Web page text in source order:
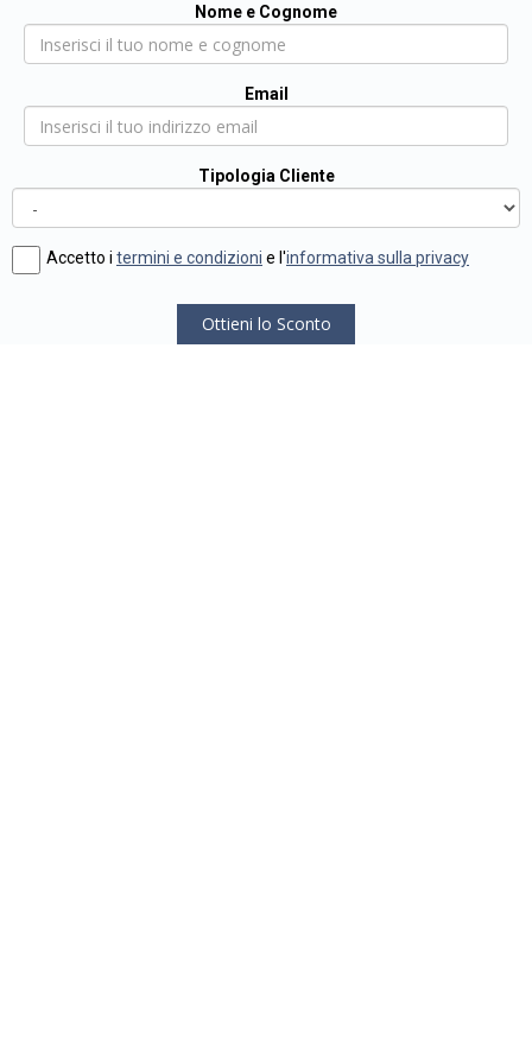
Nome e Cognome
Email
Tipologia Cliente
Accetto i termini e condizioni e l'informativa sulla privacy
Ottieni lo Sconto